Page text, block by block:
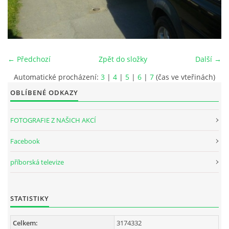
INTERNÍ SEKCE
← Předchozí Další →
Zpět do složky
Automatické procházení: 3 | 4 | 5 | 6 | 7 (čas ve vteřinách)
OBLÍBENÉ ODKAZY
FOTOGRAFIE Z NAŠICH AKCÍ
Facebook
příborská televize
STATISTIKY
Celkem: 3174332